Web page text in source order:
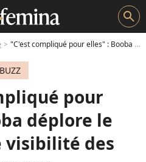
search
"C'est compliqué pour elles" : Booba déplore le manque de visibilité des rappeuses
BUZZ
pour
déplore le
visibilité des